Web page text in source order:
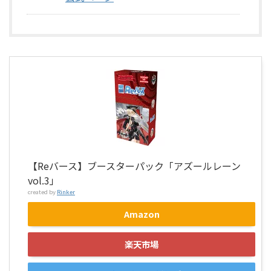
【Reバース】ブースターパック「アズールレーン
vol.3」
created by Rinker
Amazon
楽天市場